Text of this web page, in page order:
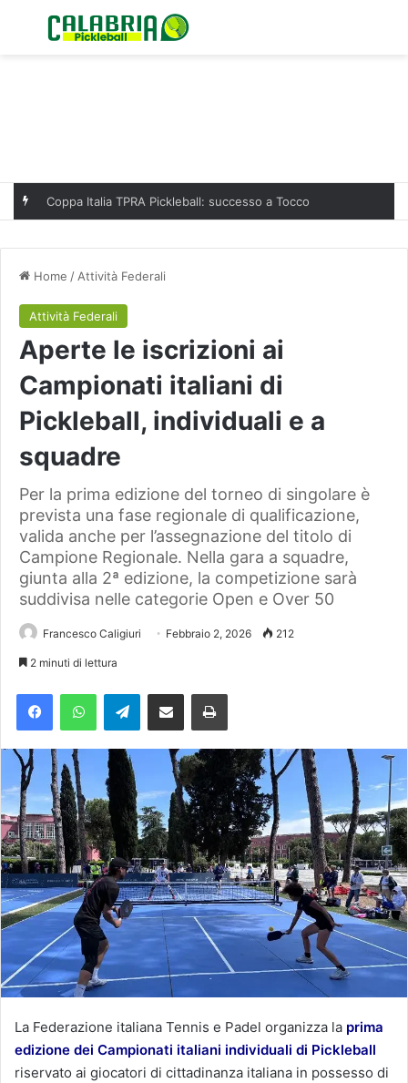
Menu
Coppa Italia TPRA Pickleball: successo a Tocco
Home / Attività Federali
Attività Federali
Aperte le iscrizioni ai
Campionati italiani di
Pickleball, individuali e a
squadre
Per la prima edizione del torneo di singolare è
prevista una fase regionale di qualificazione,
valida anche per l’assegnazione del titolo di
Campione Regionale. Nella gara a squadre,
giunta alla 2ª edizione, la competizione sarà
suddivisa nelle categorie Open e Over 50
Francesco Caligiuri Febbraio 2, 2026 212
2 minuti di lettura
Telegram
La Federazione italiana Tennis e Padel organizza la prima
edizione dei Campionati italiani individuali di Pickleball
riservato ai giocatori di cittadinanza italiana in possesso di